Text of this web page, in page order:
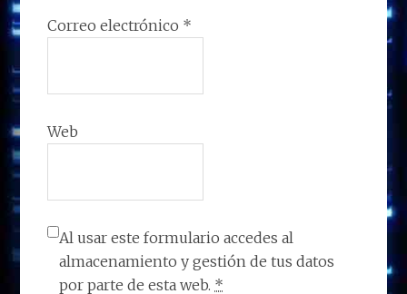
Correo electrónico *
Web
Al usar este formulario accedes al
almacenamiento y gestión de tus datos
por parte de esta web. *